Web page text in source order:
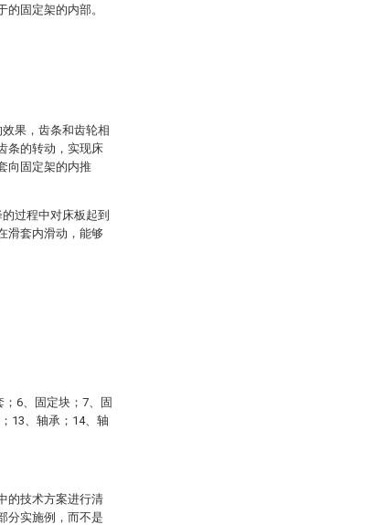
固定架的内部。
果，齿条和齿轮相
条的转动，实现床
向固定架的内推
过程中对床板起到
滑套内滑动，能够
6、固定块；7、固
13、轴承；14、轴
的技术方案进行清
分实施例，而不是